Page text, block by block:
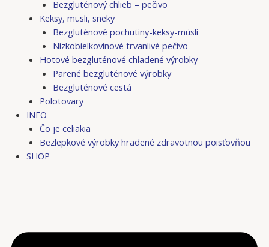
Bezgluténový chlieb – pečivo
Keksy, müsli, sneky
Bezgluténové pochutiny-keksy-müsli
Nízkobielkovinové trvanlivé pečivo
Hotové bezgluténové chladené výrobky
Parené bezgluténové výrobky
Bezgluténové cestá
Polotovary
INFO
Čo je celiakia
Bezlepkové výrobky hradené zdravotnou poisťovňou
SHOP